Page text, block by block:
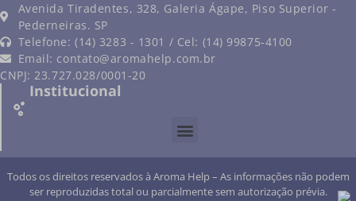
Avenida Tiradentes, 328, Galeria Ágape, Piso Superior -
Pederneiras. SP
Telefone: (14) 3283 - 1301 / Cel: (14) 99875-4100
Email: contato@aromahelp.com.br
CNPJ: 23.727.028/0001-20
Institucional
Todos os direitos reservados à Aroma Help – As informações não podem
ser reproduzidas total ou parcialmente sem autorização prévia.